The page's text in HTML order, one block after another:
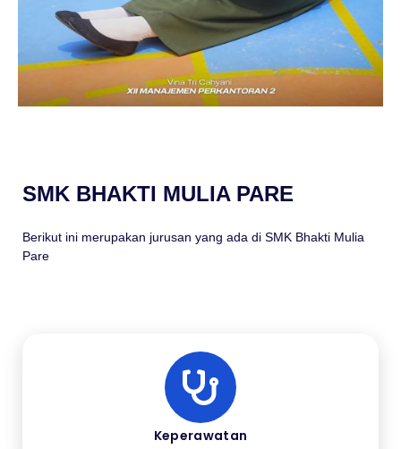
SMK BHAKTI MULIA PARE
Berikut ini merupakan jurusan yang ada di SMK Bhakti Mulia
Pare
Keperawatan